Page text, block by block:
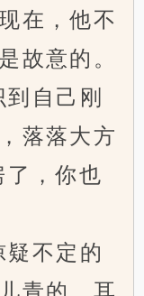
在，他不
故意的。
自己刚
落落大方
了，你也
不定的
青的，耳